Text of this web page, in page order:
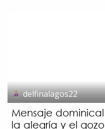
delfinalagos22
Mensaje
la alegría y el